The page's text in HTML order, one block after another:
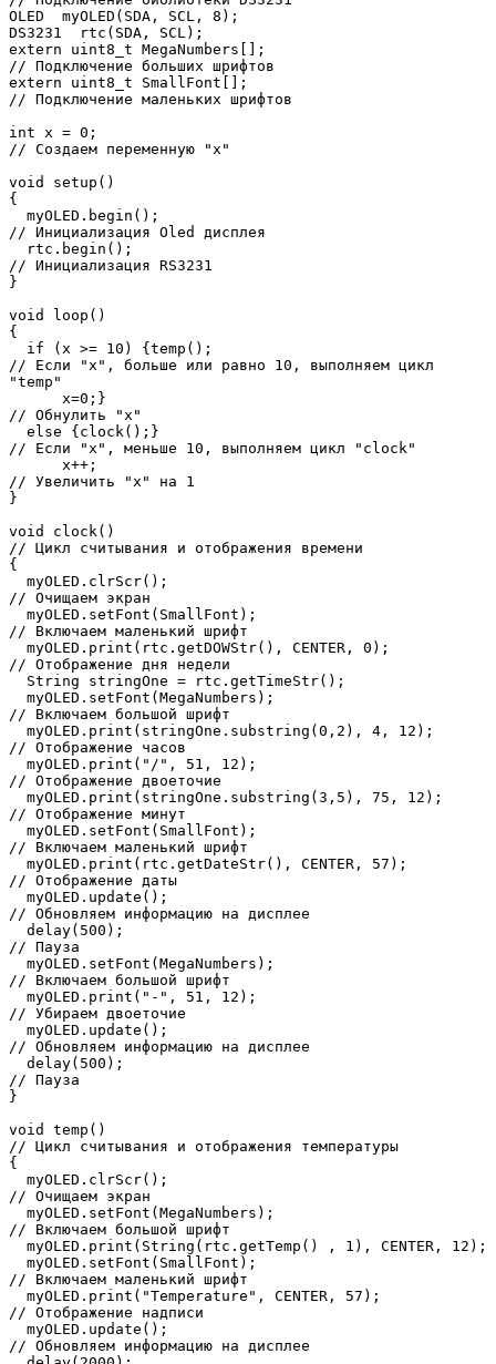
OLED  myOLED(SDA, SCL, 8);
DS3231  rtc(SDA, SCL);
extern uint8_t MegaNumbers[];
// Подключение больших шрифтов
extern uint8_t SmallFont[];
// Подключение маленьких шрифтов
int x = 0;
// Создаем переменную "х"
void setup()
{
// Инициализация Oled дисплея
// Инициализация RS3231
}
void loop()
{
// Если "x", больше или равно 10, выполняем цикл
"temp"
// Обнулить "x"
// Если "x", меньше 10, выполняем цикл "clock"
// Увеличить "x" на 1
}
void clock()
// Цикл считывания и отображения времени
{
// Очищаем экран
// Включаем маленький шрифт
// Отображение дня недели
// Включаем большой шрифт
// Отображение часов
// Отображение двоеточие
// Отображение минут
// Включаем маленький шрифт
// Отображение даты
// Обновляем информацию на дисплее
// Пауза
// Включаем большой шрифт
// Убираем двоеточие
// Обновляем информацию на дисплее
// Пауза
}
void temp()
// Цикл считывания и отображения температуры
{
// Очищаем экран
// Включаем большой шрифт
// Включаем маленький шрифт
// Отображение надписи
// Обновляем информацию на дисплее